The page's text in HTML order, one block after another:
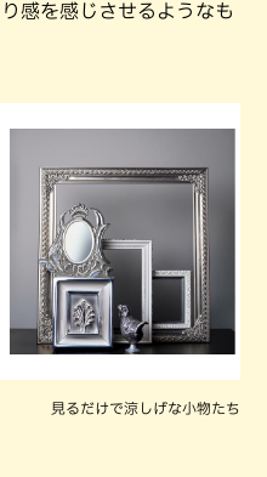
感を感じさせるようなも
見るだけで涼しげな小物たち